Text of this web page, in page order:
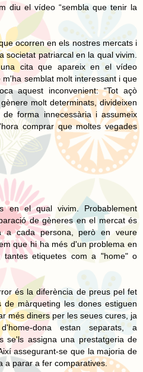
diu el vídeo “sembla que tenir la
ocorren en els nostres mercats i
societat patriarcal en la qual vivim.
cita que apareix en el vídeo
semblat molt interessant i que
aquest inconvenient: “Tot açò
molt determinats, divideixen
forma innecessària i assumeix
comprar que moltes vegades
en el qual vivim. Probablement
de gèneres en el mercat és
a cada persona, però en veure
que hi ha més d'un problema en
etiquetes com a "home" o
és la diferència de preus pel fet
de màrqueting les dones estiguen
més diners per les seues cures, ja
dona estan separats, a
se'ls assigna una prestatgeria de
assegurant-se que la majoria de
a parar a fer comparatives.